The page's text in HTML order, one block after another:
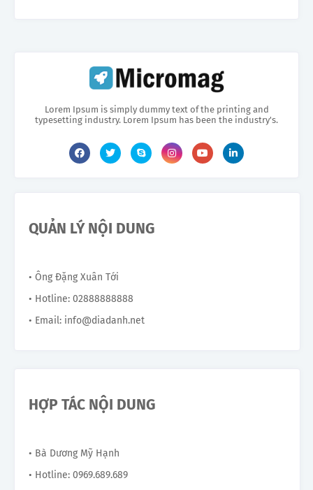
Lorem Ipsum is simply dummy text of the printing and
typesetting industry. Lorem Ipsum has been the industry's.
QUẢN LÝ NỘI DUNG
• Ông Đặng Xuân Tới
• Hotline: 02888888888
• Email: info@diadanh.net
HỢP TÁC NỘI DUNG
• Bà Dương Mỹ Hạnh
• Hotline: 0969.689.689